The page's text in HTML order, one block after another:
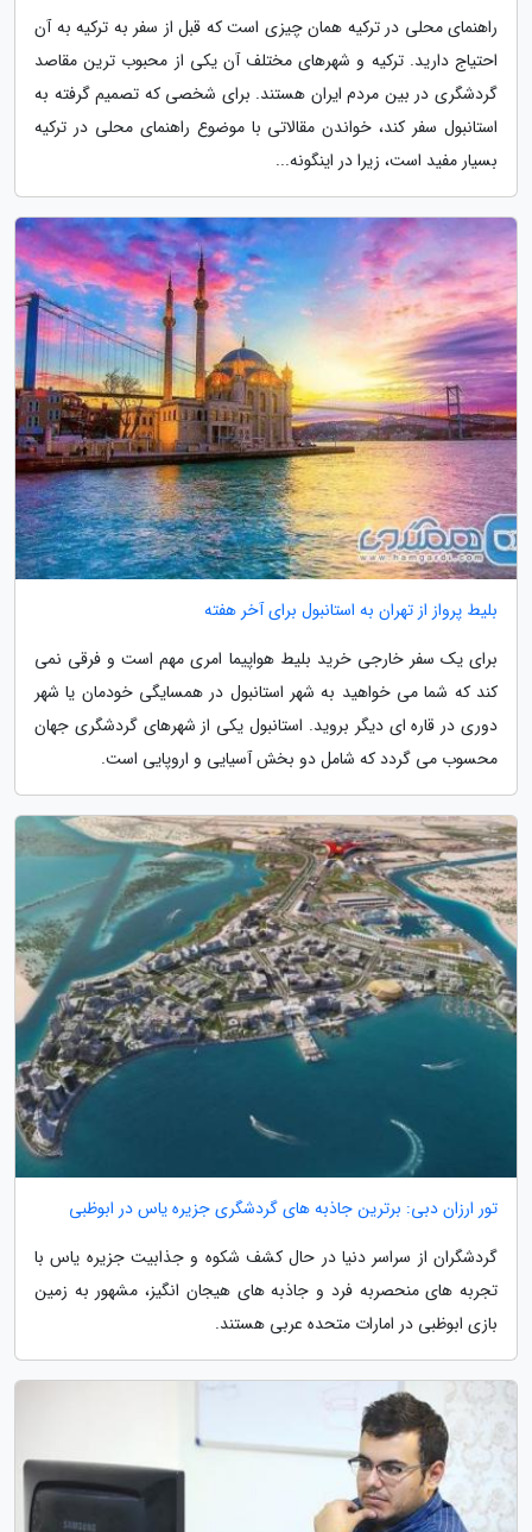
راهنمای محلی در ترکیه همان چیزی است که قبل از سفر به ترکیه به آن
احتیاج دارید. ترکیه و شهرهای مختلف آن یکی از محبوب ترین مقاصد
گردشگری در بین مردم ایران هستند. برای شخصی که تصمیم گرفته به
استانبول سفر کند، خواندن مقالاتی با موضوع راهنمای محلی در ترکیه
بسیار مفید است، زیرا در اینگونه...
بلیط پرواز از تهران به استانبول برای آخر هفته
برای یک سفر خارجی خرید بلیط هواپیما امری مهم است و فرقی نمی
کند که شما می خواهید به شهر استانبول در همسایگی خودمان یا شهر
دوری در قاره ای دیگر بروید. استانبول یکی از شهرهای گردشگری جهان
محسوب می گردد که شامل دو بخش آسیایی و اروپایی است.
تور ارزان دبی: برترین جاذبه های گردشگری جزیره یاس در ابوظبی
گردشگران از سراسر دنیا در حال کشف شکوه و جذابیت جزیره یاس با
تجربه های منحصربه فرد و جاذبه های هیجان انگیز، مشهور به زمین
بازی ابوظبی در امارات متحده عربی هستند.